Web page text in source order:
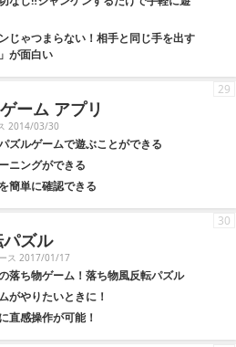
じゃつまらない！相手と同じ手を出す
が面白い
ーム アプリ
2014/03/30
ズルゲームで遊ぶことができる
ニングができる
簡単に確認できる
29
ズル
ス 2017/01/17
落ち物ゲーム！落ち物風反転パズル
がやりたいときに！
直感操作が可能！
30